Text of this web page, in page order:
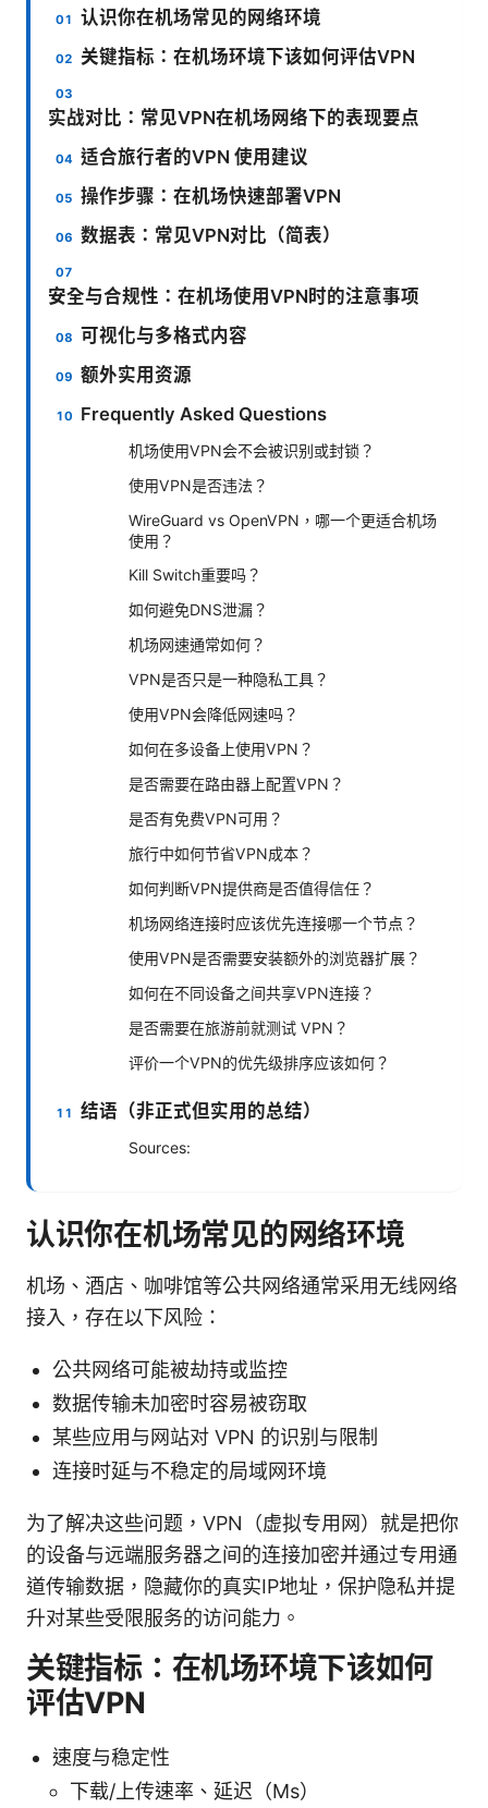
认识你在机场常见的网络环境
关键指标：在机场环境下该如何评估VPN
实战对比：常见VPN在机场网络下的表现要点
适合旅行者的VPN 使用建议
操作步骤：在机场快速部署VPN
数据表：常见VPN对比（简表）
安全与合规性：在机场使用VPN时的注意事项
可视化与多格式内容
额外实用资源
Frequently Asked Questions
机场使用VPN会不会被识别或封锁？
使用VPN是否违法？
WireGuard vs OpenVPN，哪一个更适合机场
使用？
Kill Switch重要吗？
如何避免DNS泄漏？
机场网速通常如何？
VPN是否只是一种隐私工具？
使用VPN会降低网速吗？
如何在多设备上使用VPN？
是否需要在路由器上配置VPN？
是否有免费VPN可用？
旅行中如何节省VPN成本？
如何判断VPN提供商是否值得信任？
机场网络连接时应该优先连接哪一个节点？
使用VPN是否需要安装额外的浏览器扩展？
如何在不同设备之间共享VPN连接？
是否需要在旅游前就测试 VPN？
评价一个VPN的优先级排序应该如何？
结语（非正式但实用的总结）
Sources:
认识你在机场常见的网络环境
机场、酒店、咖啡馆等公共网络通常采用无线网络
接入，存在以下风险：
公共网络可能被劫持或监控
数据传输未加密时容易被窃取
某些应用与网站对 VPN 的识别与限制
连接时延与不稳定的局域网环境
为了解决这些问题，VPN（虚拟专用网）就是把你
的设备与远端服务器之间的连接加密并通过专用通
道传输数据，隐藏你的真实IP地址，保护隐私并提
升对某些受限服务的访问能力。
关键指标：在机场环境下该如何
评估VPN
速度与稳定性
下载/上传速率、延迟（Ms）